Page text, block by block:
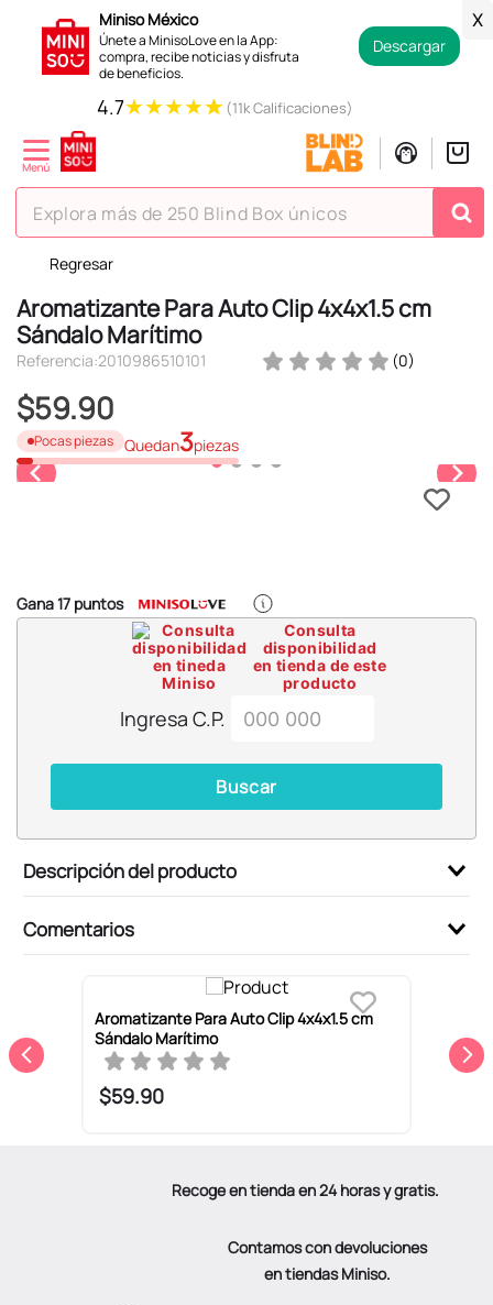
Miniso México
Únete a MinisoLove en la App:
compra, recibe noticias y disfruta
de beneficios.
Descargar
X
4.7★★★★★ (11k Calificaciones)
Explora más de 250 Blind Box únicos
Regresar
Aromatizante Para Auto Clip 4x4x1.5 cm
Sándalo Marítimo
Referencia:2010986510101 (0)
$59.90
Pocas piezas Quedan3piezas
Gana17 puntos
Consulta
disponibilidad
en tienda de este
producto
Ingresa C.P.
Buscar
Descripción del producto
Comentarios
Aromatizante Para Auto Clip 4x4x1.5 cm
Sándalo Marítimo
$59.90
Recoge en tienda en 24 horas y gratis.
Contamos con devoluciones
en tiendas Miniso.
TÉRMINOS MÁS BUSCADOS
1.
hello kitty
2.
spiderman
4.
osito cariñosito
5.
llaveros
9.
chiikawas
cosmetiquera